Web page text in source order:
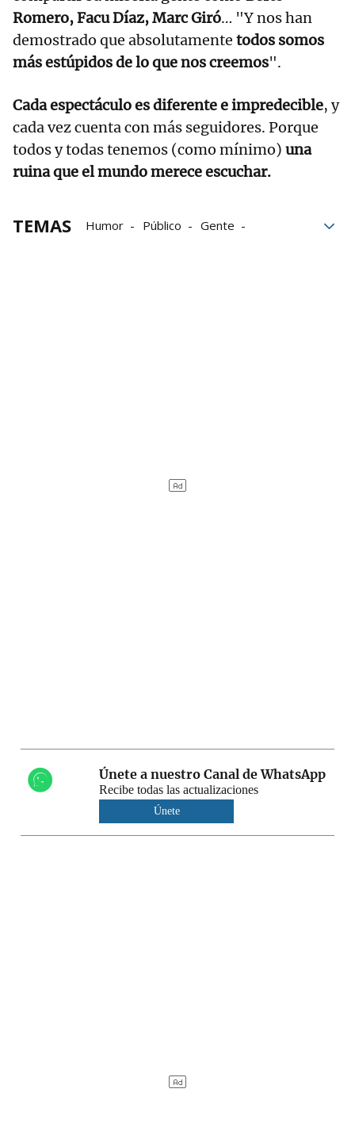
Romero, Facu Díaz, Marc Giró… "Y nos han
demostrado que absolutamente todos somos
más estúpidos de lo que nos creemos".
Cada espectáculo es diferente e impredecible, y
cada vez cuenta con más seguidores. Porque
todos y todas tenemos (como mínimo) una
ruina que el mundo merece escuchar.
TEMAS Humor Público
Gente
Únete a nuestro Canal de WhatsApp
Recibe todas las actualizaciones
Únete